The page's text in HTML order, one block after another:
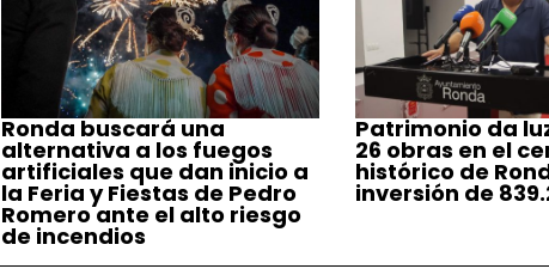
Ronda buscará una
alternativa a los fuegos
artificiales que dan inicio a
la Feria y Fiestas de Pedro
Romero ante el alto riesgo
de incendios
Patrimonio da
26 obras en el
histórico de
inversión de